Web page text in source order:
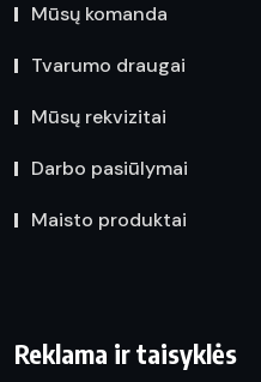
Mūsų komanda
Tvarumo draugai
Mūsų rekvizitai
Darbo pasiūlymai
Maisto produktai
Reklama ir taisyklės